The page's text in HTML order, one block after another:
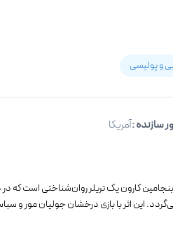
و پولیسی
سازنده :آمریکا
بنجامین کارون یک تریلر روان‌شناختی است
این اثر با بازی درخشان جولیان مور و